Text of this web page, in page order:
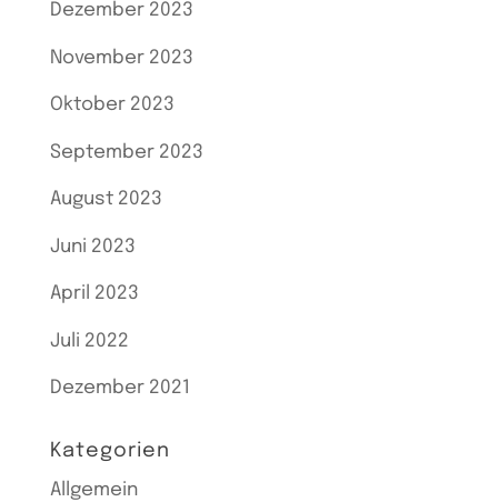
Dezember 2023
November 2023
Oktober 2023
September 2023
August 2023
Juni 2023
April 2023
Juli 2022
Dezember 2021
Kategorien
Allgemein